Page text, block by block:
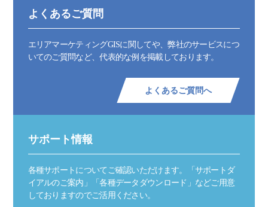
よくあるご質問
エリアマーケティングGISに関してや、弊社のサービスにつ
いてのご質問など、代表的な例を掲載しております。
よくあるご質問へ
サポート情報
各種サポートについてご確認いただけます。「サポートダ
イアルのご案内」「各種データダウンロード」などご用意
しておりますのでご活用ください。